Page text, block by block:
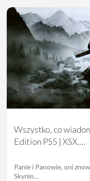
Wszystko, co
Edition PS5 | XSX.…
Panie i Panowie, oni
Skyrim…